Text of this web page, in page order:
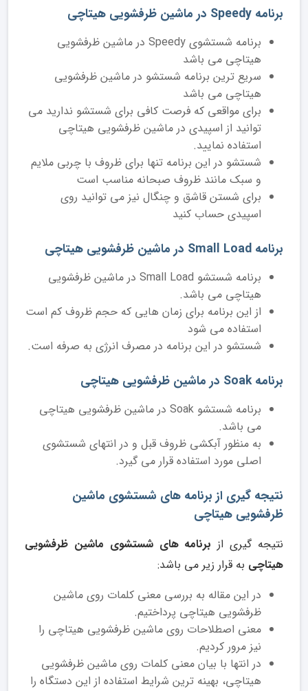
برنامه Speedy در ماشین ظرفشویی هیتاچی
برنامه شستشوی Speedy در ماشین ظرفشویی
هیتاچی می باشد
سریع ترین برنامه شستشو در ماشین ظرفشویی
هیتاچی می باشد
برای مواقعی که فرصت کافی برای شستشو ندارید می
توانید از اسپیدی در ماشین ظرفشویی هیتاچی
استفاده نمایید.
شستشو در این برنامه تنها برای ظروف با چربی ملایم
و سبک مانند ظروف صبحانه مناسب است
برای شستن قاشق و چنگال نیز می توانید روی
اسپیدی حساب کنید
برنامه Small Load در ماشین ظرفشویی هیتاچی
برنامه شستشو Small Load در ماشین ظرفشویی
هیتاچی می باشد.
از این برنامه برای زمان هایی که حجم ظروف کم است
استفاده می شود
شستشو در این برنامه در مصرف انرژی به صرفه است.
برنامه Soak در ماشین ظرفشویی هیتاچی
برنامه شستشو Soak در ماشین ظرفشویی هیتاچی
می باشد.
به منظور آبکشی ظروف قبل و در انتهای شستشوی
اصلی مورد استفاده قرار می گیرد.
نتیجه گیری از برنامه های شستشوی ماشین
ظرفشویی هیتاچی
نتیجه گیری از برنامه های شستشوی ماشین ظرفشویی
هیتاچی به قرار زیر می باشد:
در این مقاله به بررسی معنی کلمات روی ماشین
ظرفشویی هیتاچی پرداختیم.
معنی اصطلاحات روی ماشین ظرفشویی هیتاچی را
نیز مرور کردیم.
در انتها با بیان معنی کلمات روی ماشین ظرفشویی
هیتاچی، بهینه ترین شرایط استفاده از این دستگاه را